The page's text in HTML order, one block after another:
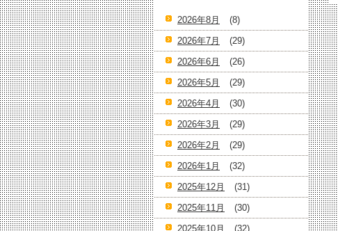
2026年8月
(8)
2026年7月
(29)
2026年6月
(26)
2026年5月
(29)
2026年4月
(30)
2026年3月
(29)
2026年2月
(29)
2026年1月
(32)
2025年12月
(31)
2025年11月
(30)
2025年10月
(32)